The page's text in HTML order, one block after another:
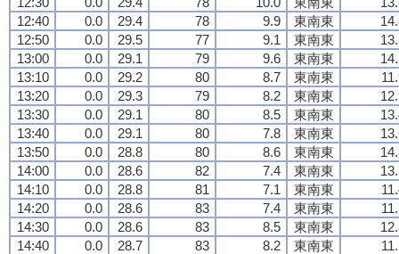
12:40
0.0 29.4 78 9.9 東南東
12:50
0.0 29.5 77 9.1 東南東
13:00
0.0 29.1 79 9.6 東南東
13:10
0.0 29.2 80 8.7 東南東
13:20
0.0 29.3 79 8.2 東南東
13:30
0.0 29.1 80 8.5 東南東
13:40
0.0 29.1 80 7.8 東南東
13:50
0.0 28.8 80 8.6 東南東
14:00
0.0 28.6 82 7.4 東南東
14:10
0.0 28.8 81 7.1 東南東
14:20
0.0 28.6 83 7.4 東南東
14:30
0.0 28.6 83 8.5 東南東
14:40
0.0 28.7 83 8.2 東南東